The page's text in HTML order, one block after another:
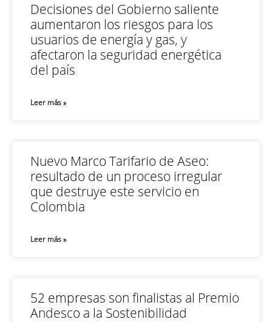
Decisiones del Gobierno saliente
aumentaron los riesgos para los
usuarios de energía y gas, y
afectaron la seguridad energética
del país
Leer más »
Nuevo Marco Tarifario de Aseo:
resultado de un proceso irregular
que destruye este servicio en
Colombia
Leer más »
52 empresas son finalistas al Premio
Andesco a la Sostenibilidad